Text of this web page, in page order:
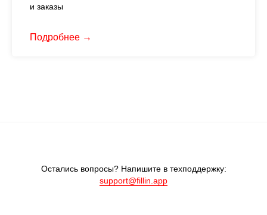
и заказы
Подробнее
Остались вопросы? Напишите в техподдержку:
support@fillin.app